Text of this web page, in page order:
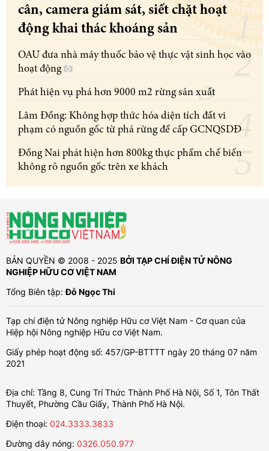
cân, camera giám sát, siết chặt hoạt
động khai thác khoáng sản
OAU đưa nhà máy thuốc bảo vệ thực vật sinh học vào
hoạt động
Phát hiện vụ phá hơn 9000 m2 rừng sản xuất
Lâm Đồng: Không hợp thức hóa diện tích đất vi
phạm có nguồn gốc từ phá rừng để cấp GCNQSDĐ
Đồng Nai phát hiện hơn 800kg thực phẩm chế biến
không rõ nguồn gốc trên xe khách
BẢN QUYỀN © 2008 - 2025 BỞI TẠP CHÍ ĐIỆN TỬ NÔNG
NGHIỆP HỮU CƠ VIỆT NAM
Tổng Biên tập:Đỗ Ngọc Thi
Tạp chí điện tử Nông nghiệp Hữu cơ Việt Nam - Cơ quan của
Hiệp hội Nông nghiệp Hữu cơ Việt Nam.
Giấy phép hoạt động số: 457/GP-BTTTT ngày 20 tháng 07 năm
2021
Địa chỉ: Tầng 8, Cung Trí Thức Thành Phố Hà Nội, Số 1, Tôn Thất
Thuyết, Phường Cầu Giấy, Thành Phố Hà Nội.
Điện thoại: 024.3333.3833
Đường dây nóng: 0326.050.977